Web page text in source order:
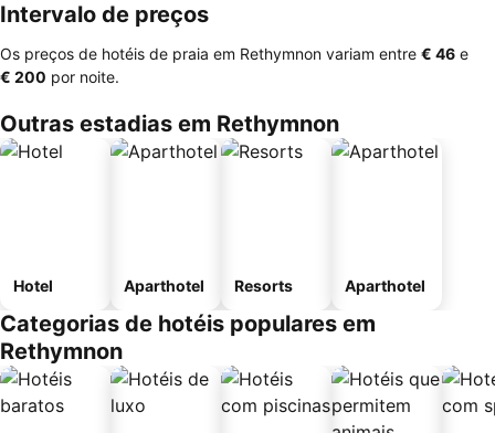
Intervalo de preços
Os preços de hotéis de praia em Rethymnon variam entre ‎€ 46 e
‎€ 200 por noite.
Outras estadias em Rethymnon
Hotel Aparthotel Resorts Aparthotel
Categorias de hotéis populares em
Rethymnon